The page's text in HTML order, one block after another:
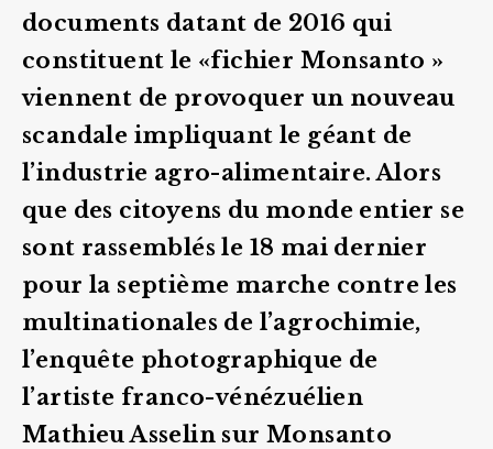
documents datant de 2016 qui
constituent le «fichier Monsanto »
viennent de provoquer un nouveau
scandale impliquant le géant de
l’industrie agro-alimentaire. Alors
que des citoyens du monde entier se
sont rassemblés le 18 mai dernier
pour la septième marche contre les
multinationales de l’agrochimie,
l’enquête photographique de
l’artiste franco-vénézuélien
Mathieu Asselin sur Monsanto